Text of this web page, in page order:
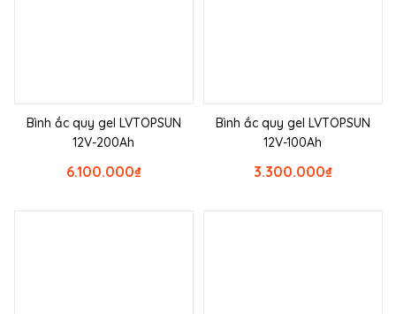
Bình ắc quy gel LVTOPSUN
12V-200Ah
₫
6.100.000
Bình ắc quy gel LVTOPSUN
12V-100Ah
₫
3.300.000